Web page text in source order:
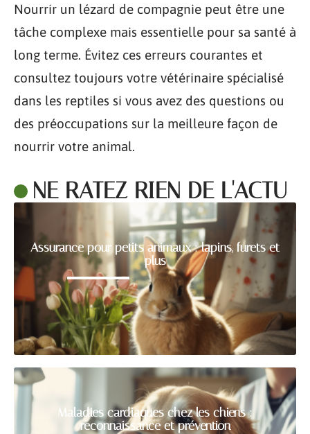
Nourrir un lézard de compagnie peut être une
tâche complexe mais essentielle pour sa santé à
long terme. Évitez ces erreurs courantes et
consultez toujours votre vétérinaire spécialisé
dans les reptiles si vous avez des questions ou
des préoccupations sur la meilleure façon de
nourrir votre animal.
NE RATEZ RIEN DE L'ACTU
Assurance pour petits animaux : lapins, furets et
plus
Maladies cardiaques chez les chiens :
reconnaissance et prévention